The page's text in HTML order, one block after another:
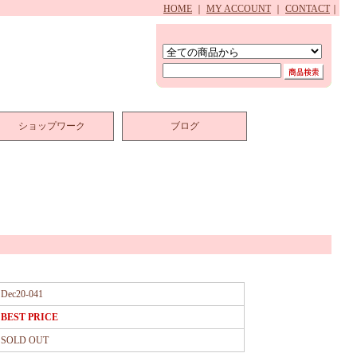
HOME MY ACCOUNT CONTACT
ショップワーク ブログ
Dec20-041
BEST PRICE
SOLD OUT